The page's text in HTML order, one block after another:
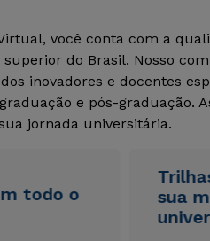
você conta com a
do Brasil. Nosso
inovadores e docentes
e pós-graduação.
jornada universitária.
todo o
sua